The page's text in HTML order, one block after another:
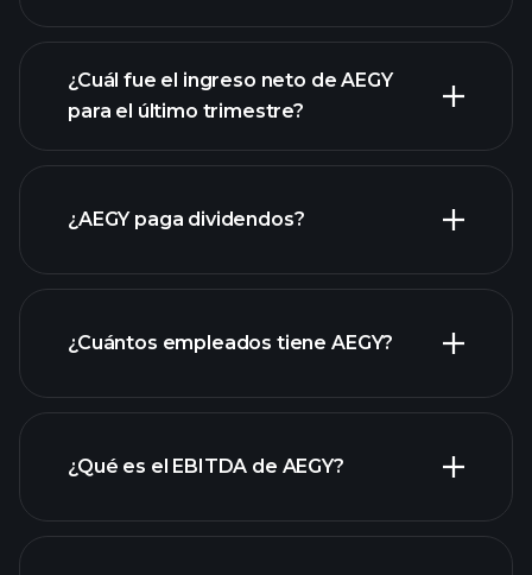
ganancias de AEGY
informes financieros
¿Cuál fue el ingreso neto de AEGY
para el último trimestre?
¿AEGY paga dividendos?
acciones de alto dividendo
¿Cuántos empleados tiene AEGY?
¿Qué es el EBITDA de AEGY?